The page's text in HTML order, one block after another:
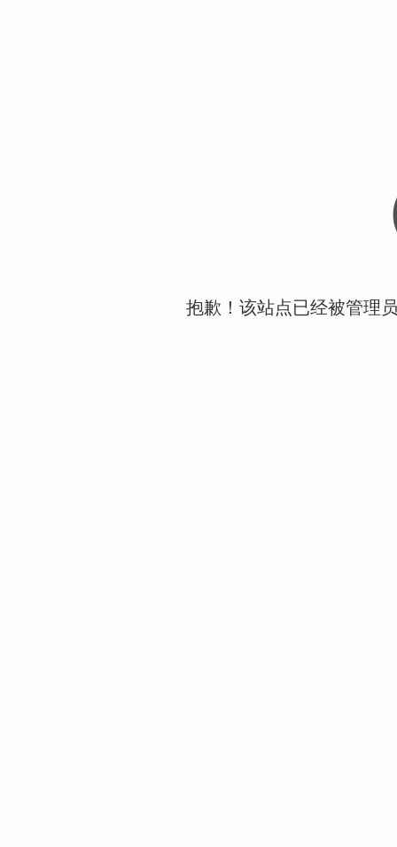
抱歉！该站点已经被管理